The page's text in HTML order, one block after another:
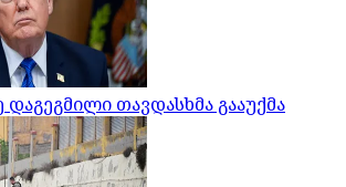
დაგეგმილი თავდასხმა გააუქმა